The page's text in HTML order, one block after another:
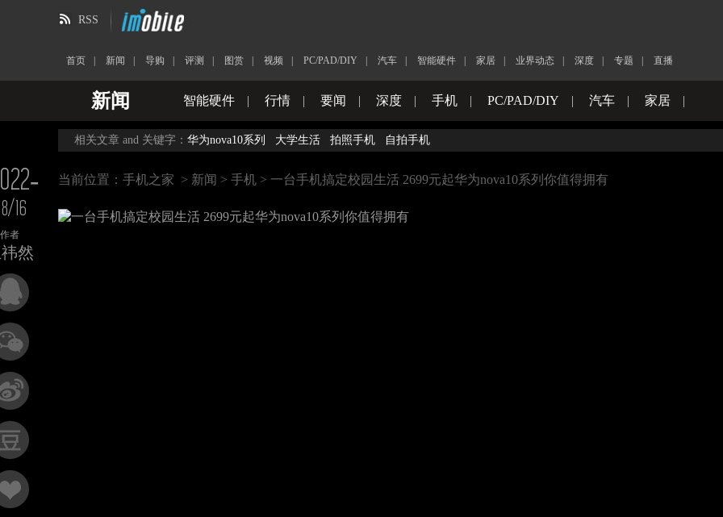
RSS
首页 新闻 导购 评测 图赏 视频 PC/PAD/DIY 汽车 智能硬件 家居 业界动态 深度 专题 直播
新闻 智能硬件 | 行情 | 要闻 | 深度 | 手机 | PC/PAD/DIY | 汽车 | 家居 |
16
作者
然
相关文章 and 关键字： 华为nova10系列 大学生活 拍照手机 自拍手机
当前位置： 手机之家 > 新闻 > 手机 > 一台手机搞定校园生活 2699元起华为nova10系列你值得拥有